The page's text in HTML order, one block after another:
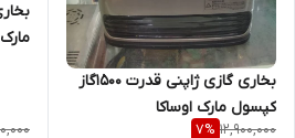
بخاری گازی ژاپنی قدرت ۱۵۰۰گاز
کپسول مارک اوساکا
12,900,000
7%